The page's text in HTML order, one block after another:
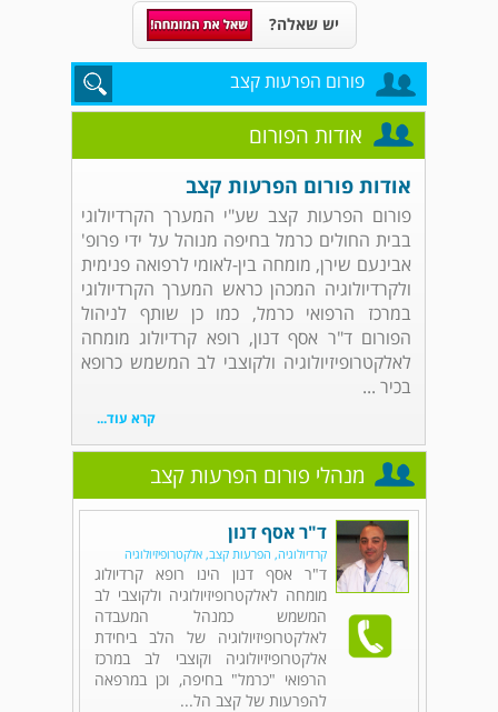
יש שאלה?
פורום הפרעות קצב
אודות הפורום
אודות פורום הפרעות קצב
פורום הפרעות קצב שע"י המערך הקרדיולוגי
בבית החולים כרמל בחיפה מנוהל על ידי פרופ'
אבינעם שירן, מומחה בין-לאומי לרפואה פנימית
ולקרדיולוגיה המכהן כראש המערך הקרדיולוגי
במרכז הרפואי כרמל, כמו כן שותף לניהול
הפורום ד"ר אסף דנון, רופא קרדיולוג מומחה
לאלקטרופיזיולוגיה ולקוצבי לב המשמש כרופא
בכיר ...
קרא עוד...
מנהלי פורום הפרעות קצב
ד"ר אסף דנון
קרדיולוגיה, הפרעות קצב, אלקטרופיזיולוגיה
ד"ר אסף דנון הינו רופא קרדיולוג
מומחה לאלקטרופיזיולוגיה ולקוצבי לב
המשמש כמנהל המעבדה
לאלקטרופיזיולוגיה של הלב ביחידת
אלקטרופיזיולוגיה וקוצבי לב במרכז
הרפואי "כרמל" בחיפה, וכן במרפאה
להפרעות של קצב הל...